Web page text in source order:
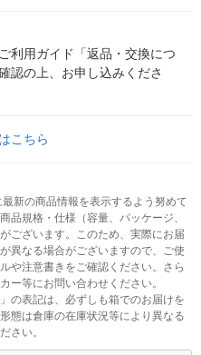
利用ガイド「返品・交換につ
認の上、お申し込みくださ
こちら
新の商品情報を表示するよう努めて
品規格・仕様（容量、パッケージ、
ございます。このため、実際にお届
異なる場合がございますので、ご使
や注意書きをご確認ください。さら
ー等にお問い合わせください。
の表記は、必ずしも箱でのお届けを
態は倉庫の在庫状況等により異なる
さい。